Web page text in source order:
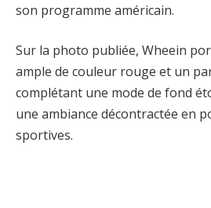
son programme américain.
Sur la photo publiée, Wheein
ample de couleur rouge et un
complétant une mode de fond
une ambiance décontractée en
sportives.